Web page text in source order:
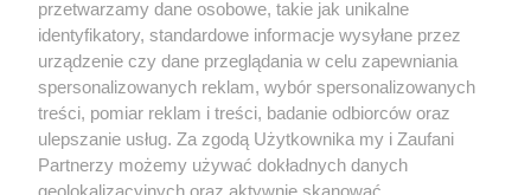
bez pisemnej zgody właściciela praw. Jakiekolwiek użycie lub
wykorzystanie utworów w całości lub w części z naruszeniem prawa, tzn.
bez właściwej zgody, jest zabronione pod groźbą kary i może być ścigane
prawnie.
przetwarzamy dane osobowe, takie jak unikalne
identyfikatory, standardowe informacje wysyłane przez
urządzenie czy dane przeglądania w celu zapewniania
spersonalizowanych reklam, wybór spersonalizowanych
treści, pomiar reklam i treści, badanie odbiorców oraz
ulepszanie usług. Za zgodą Użytkownika my i Zaufani
Partnerzy możemy używać dokładnych danych
geolokalizacyjnych oraz aktywnie skanować